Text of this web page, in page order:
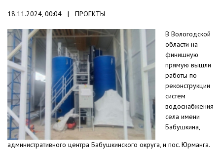
18.11.2024, 00:04 | ПРОЕКТЫ
В Вологодской
области на
финишную
прямую вышли
работы по
реконструкции
систем
водоснабжения
села имени
Бабушкина,
административного центра Бабушкинского округа, и пос. Юрманга.